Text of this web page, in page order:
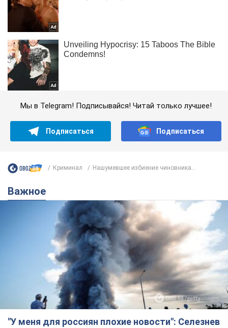
Мы в Telegram! Подписывайся! Читай только лучшее!
Подписаться Подписаться
Криминал Нашумевшее избиение чиновника...
Важное
"У меня для россиян плохие новости": Селезнев